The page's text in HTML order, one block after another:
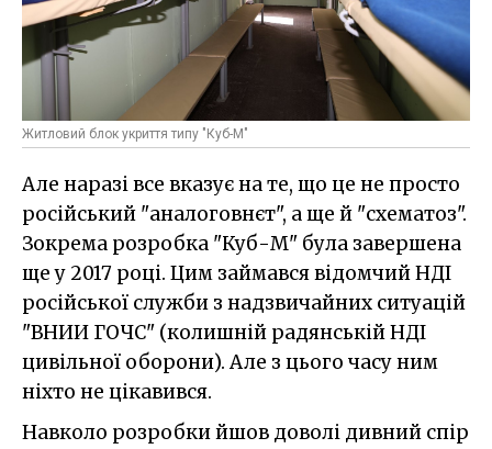
Житловий блок укриття типу "Куб-М"
Але наразі все вказує на те, що це не просто
російський "аналоговнєт", а ще й "схематоз".
Зокрема розробка "Куб-М" була завершена
ще у 2017 році. Цим займався відомчий НДІ
російської служби з надзвичайних ситуацій
"ВНИИ ГОЧС" (колишній радянській НДІ
цивільної оборони). Але з цього часу ним
ніхто не цікавився.
Навколо розробки йшов доволі дивний спір